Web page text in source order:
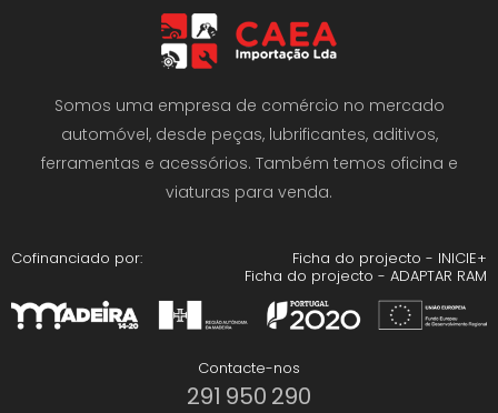
Somos uma empresa de comércio no mercado
automóvel, desde peças, lubrificantes, aditivos,
ferramentas e acessórios. Também temos oficina e
viaturas para venda.
Cofinanciado por:
Ficha do projecto - INICIE+
Ficha do projecto - ADAPTAR RAM
Contacte-nos
291 950 290